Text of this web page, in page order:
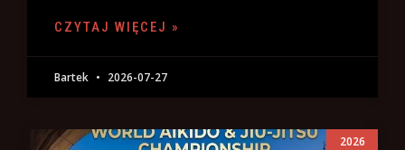
CZYTAJ WIĘCEJ »
Bartek 2026-07-27
2026